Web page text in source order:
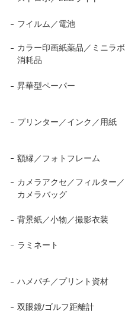
フイルム／電池
カラー印画紙薬品／ミニラボ
消耗品
昇華型ペーパー
プリンター／インク／用紙
額縁／フォトフレーム
カメラアクセ／フィルター／
カメラバッグ
背景紙／小物／撮影衣装
ラミネート
ハメパチ／プリント資材
双眼鏡/ゴルフ距離計